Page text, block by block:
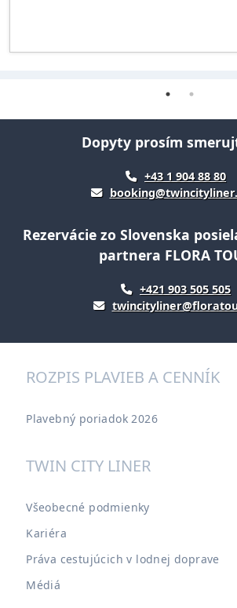
Dopyty prosím
+43 1 904 88 80
Rezervácie zo Slovenska
partnera FLORA
+421 903 505 505
ROZPIS PLAVIEB A CENNÍK
Plavebný poriadok 2026
TWIN CITY LINER
Všeobecné podmienky
Kariéra
Práva cestujúcich v lodnej doprave
Médiá